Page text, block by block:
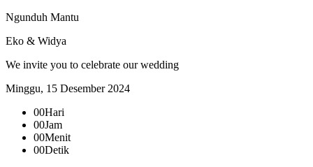
Ngunduh Mantu
Eko & Widya
We invite you to celebrate our wedding
Minggu, 15 Desember 2024
00Hari
00Jam
00Menit
00Detik